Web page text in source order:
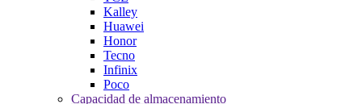
Kalley
Huawei
Honor
Tecno
Infinix
Poco
Capacidad de almacenamiento